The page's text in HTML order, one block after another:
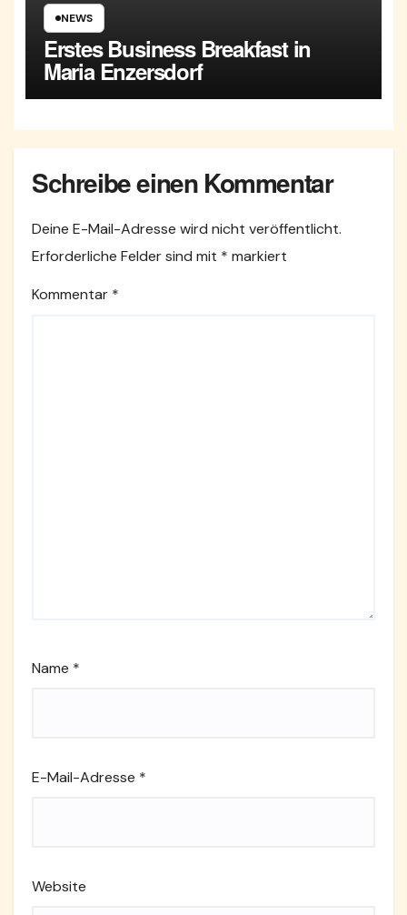
NEWS
Erstes Business Breakfast in
Maria Enzersdorf
Schreibe einen Kommentar
Deine E-Mail-Adresse wird nicht veröffentlicht.
Erforderliche Felder sind mit * markiert
Kommentar *
Name *
E-Mail-Adresse *
Website